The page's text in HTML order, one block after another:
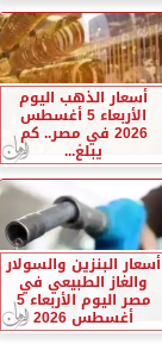
أسعار الذهب اليوم
الأربعاء 5 أغسطس
2026 في مصر.. كم
يبلغ...
أسعار البنزين والسولار
والغاز الطبيعي في
مصر اليوم الأربعاء 5
أغسطس 2026